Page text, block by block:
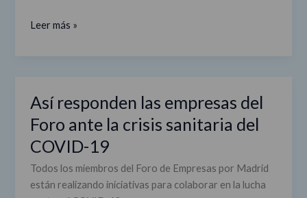
en
del
COVID-
Leer más »
Así responden las empresas del
Foro ante la crisis sanitaria del
COVID-19
Todos los miembros del Foro de Empresas por Madrid
están realizando iniciativas para colaborar en la lucha
Así
las
empresas
del
Foro